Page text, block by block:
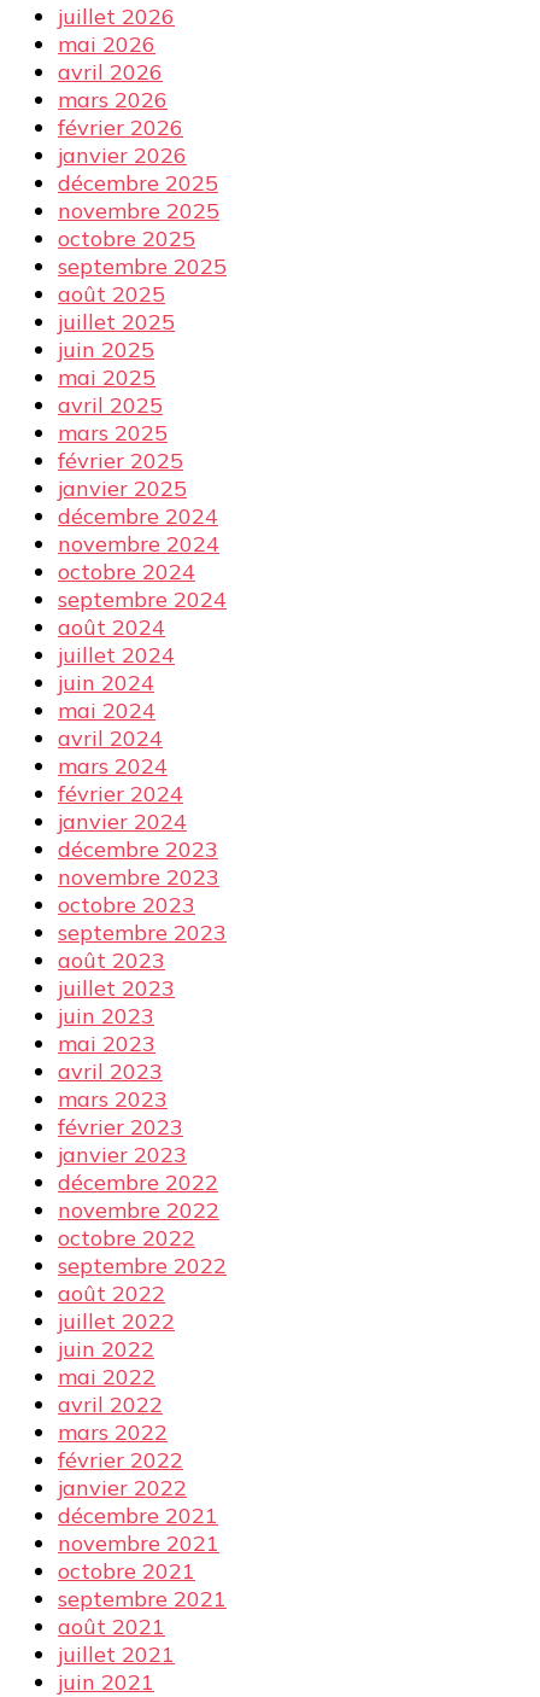
juillet 2026
mai 2026
avril 2026
mars 2026
février 2026
janvier 2026
décembre 2025
novembre 2025
octobre 2025
septembre 2025
août 2025
juillet 2025
juin 2025
mai 2025
avril 2025
mars 2025
février 2025
janvier 2025
décembre 2024
novembre 2024
octobre 2024
septembre 2024
août 2024
juillet 2024
juin 2024
mai 2024
avril 2024
mars 2024
février 2024
janvier 2024
décembre 2023
novembre 2023
octobre 2023
septembre 2023
août 2023
juillet 2023
juin 2023
mai 2023
avril 2023
mars 2023
février 2023
janvier 2023
décembre 2022
novembre 2022
octobre 2022
septembre 2022
août 2022
juillet 2022
juin 2022
mai 2022
avril 2022
mars 2022
février 2022
janvier 2022
décembre 2021
novembre 2021
octobre 2021
septembre 2021
août 2021
juillet 2021
juin 2021